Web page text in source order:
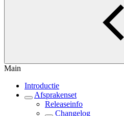
Main
Introductie
Afsprakenset
Releaseinfo
Changelog